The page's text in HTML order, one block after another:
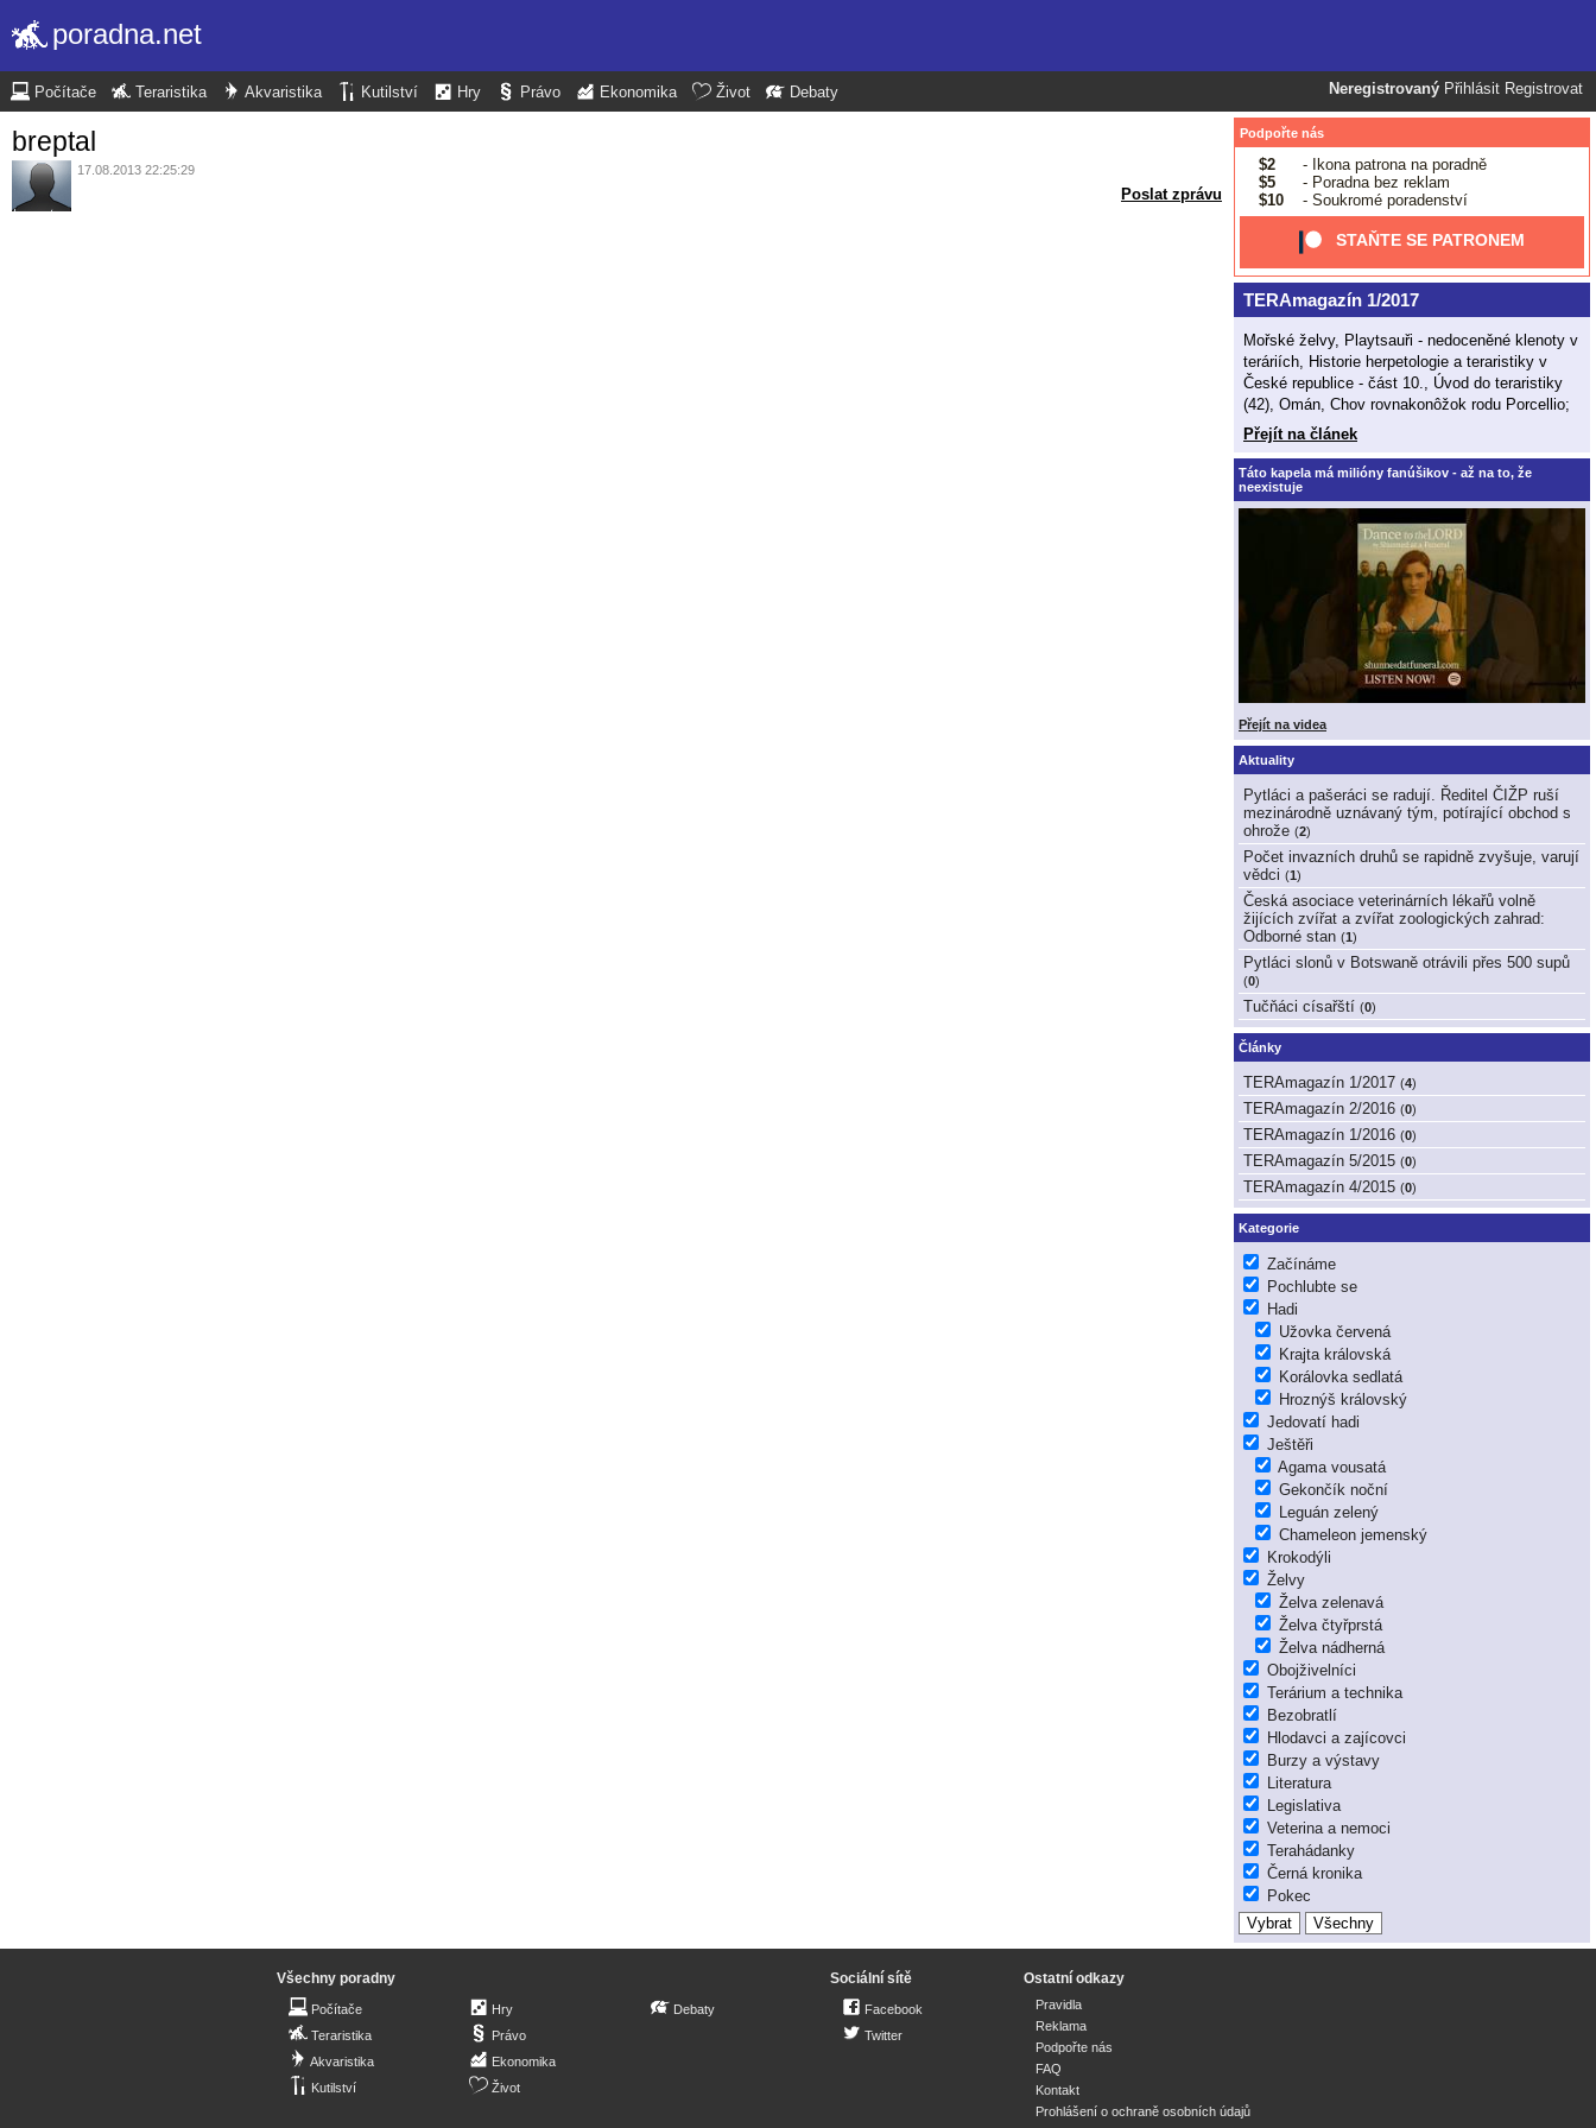
poradna.net
Neregistrovaný Přihlásit Registrovat
Počítače Teraristika Akvaristika Kutilství Hry Právo Ekonomika Život Debaty
breptal
17.08.2013 22:25:29
Poslat zprávu
Podpořte nás
$2
- Ikona patrona na poradně
$5
- Poradna bez reklam
$10
- Soukromé poradenství
STAŇTE SE PATRONEM
TERAmagazín 1/2017
Mořské želvy, Playtsauři - nedoceněné klenoty v
teráriích, Historie herpetologie a teraristiky v
České republice - část 10., Úvod do teraristiky
(42), Omán, Chov rovnakonôžok rodu Porcellio;
Přejít na článek
Táto kapela má milióny fanúšikov - až na to, že
neexistuje
Přejít na videa
Aktuality
Pytláci a pašeráci se radují. Ředitel ČIŽP ruší
mezinárodně uznávaný tým, potírající obchod s
ohrože (2)
Počet invazních druhů se rapidně zvyšuje, varují
vědci (1)
Česká asociace veterinárních lékařů volně
žijících zvířat a zvířat zoologických zahrad:
Odborné stan (1)
Pytláci slonů v Botswaně otrávili přes 500 supů
(0)
Tučňáci císařští (0)
Články
TERAmagazín 1/2017 (4)
TERAmagazín 2/2016 (0)
TERAmagazín 1/2016 (0)
TERAmagazín 5/2015 (0)
TERAmagazín 4/2015 (0)
Kategorie
Začínáme
Pochlubte se
Hadi
Užovka červená
Krajta královská
Korálovka sedlatá
Hroznýš královský
Jedovatí hadi
Ještěři
Agama vousatá
Gekončík noční
Leguán zelený
Chameleon jemenský
Krokodýli
Želvy
Želva zelenavá
Želva čtyřprstá
Želva nádherná
Obojživelníci
Terárium a technika
Bezobratlí
Hlodavci a zajícovci
Burzy a výstavy
Literatura
Legislativa
Veterina a nemoci
Terahádanky
Černá kronika
Pokec
Všechny poradny
Počítače
Teraristika
Akvaristika
Kutilství
Hry
Právo
Ekonomika
Život
Debaty
Sociální sítě
Facebook
Twitter
Ostatní odkazy
Pravidla
Reklama
Podpořte nás
FAQ
Kontakt
Prohlášení o ochraně osobních údajů